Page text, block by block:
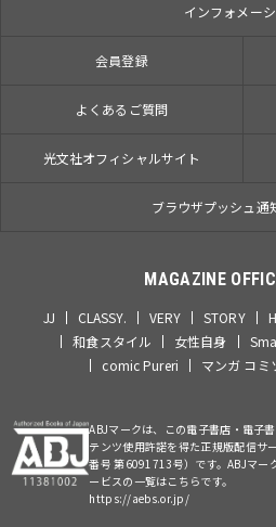
インフォメー
会員登録
よくあるご質問
光文社オフィシャルサイト
ブラウザプッシュ通
MAGAZINE
JJ CLASSY. VERY STORY
和食スタイル
女性自身
comic Pureri
マンガ コミ
ABJマークは、この電子書店・電子
テンツ使用許諾を得た正規版配信サ
番号 第6091713号）です。ABJマー
ービスの一覧はこちらです。
https://aebs.or.jp/